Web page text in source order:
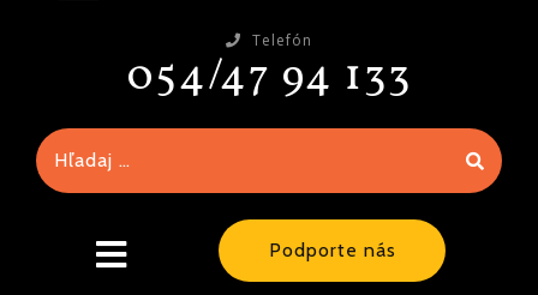
Telefón
054/47 94 133
close
Podporte nás